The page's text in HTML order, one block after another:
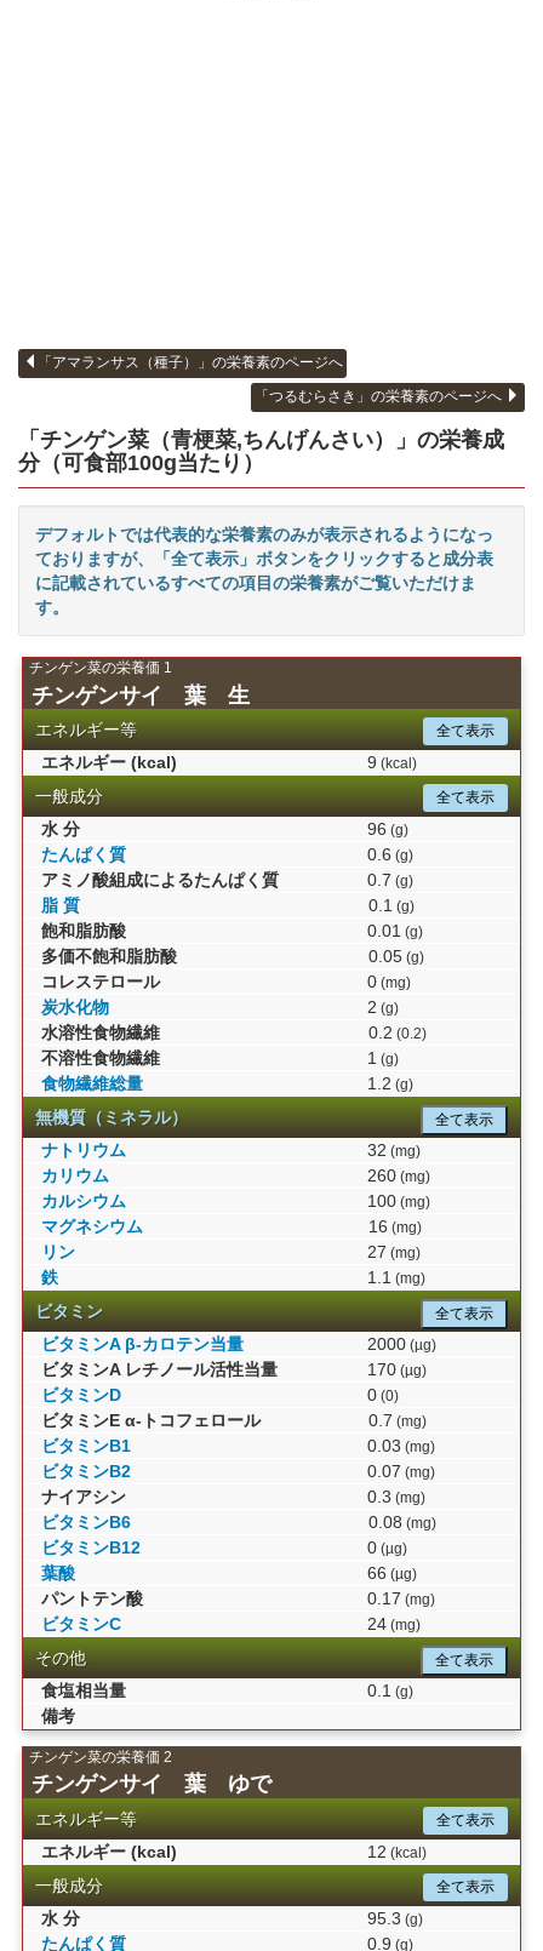
「アマランサス（種子）」の栄養素のページへ
「つるむらさき」の栄養素のページへ
「チンゲン菜（青梗菜,ちんげんさい）」の栄養成
分（可食部100g当たり）
デフォルトでは代表的な栄養素のみが表示されるようになっ
ておりますが、「全て表示」ボタンをクリックすると成分表
に記載されているすべての項目の栄養素がご覧いただけま
す。
チンゲン菜の栄養価 1
チンゲンサイ 葉 生
エネルギー等 全て表示
エネルギー (kcal) 9 (kcal)
一般成分 全て表示
水 分 96 (g)
たんぱく質 0.6 (g)
アミノ酸組成によるたんぱく質 0.7 (g)
脂 質 0.1 (g)
飽和脂肪酸 0.01 (g)
多価不飽和脂肪酸 0.05 (g)
コレステロール 0 (mg)
炭水化物 2 (g)
水溶性食物繊維 0.2 (0.2)
不溶性食物繊維 1 (g)
食物繊維総量 1.2 (g)
無機質（ミネラル） 全て表示
ナトリウム 32 (mg)
カリウム 260 (mg)
カルシウム 100 (mg)
マグネシウム 16 (mg)
リン 27 (mg)
鉄 1.1 (mg)
ビタミン 全て表示
ビタミンA β-カロテン当量 2000 (µg)
ビタミンA レチノール活性当量 170 (µg)
ビタミンD 0 (0)
ビタミンE α-トコフェロール 0.7 (mg)
ビタミンB1 0.03 (mg)
ビタミンB2 0.07 (mg)
ナイアシン 0.3 (mg)
ビタミンB6 0.08 (mg)
ビタミンB12 0 (µg)
葉酸 66 (µg)
パントテン酸 0.17 (mg)
ビタミンC 24 (mg)
その他 全て表示
食塩相当量 0.1 (g)
備考
チンゲン菜の栄養価 2
チンゲンサイ 葉 ゆで
エネルギー等 全て表示
エネルギー (kcal) 12 (kcal)
一般成分 全て表示
水 分 95.3 (g)
たんぱく質 0.9 (g)